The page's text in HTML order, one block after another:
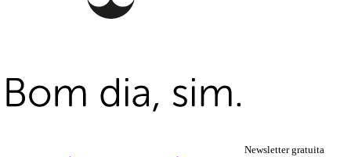
Newsletter gratuita